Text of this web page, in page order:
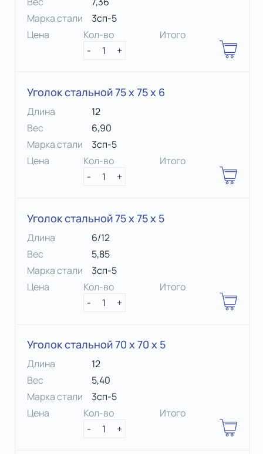
Марка стали
3сп-5
Цена
Кол-во
-
1 +
Итого
Уголок стальной 75 х 75 x 6
Длина
12
Вес
6,90
Марка стали
3сп-5
Цена
Кол-во
-
1 +
Итого
Уголок стальной 75 х 75 x 5
Длина
6/12
Вес
5,85
Марка стали
3сп-5
Цена
Кол-во
-
1 +
Итого
Уголок стальной 70 х 70 x 5
Длина
12
Вес
5,40
Марка стали
3сп-5
Цена
Кол-во
-
1 +
Итого